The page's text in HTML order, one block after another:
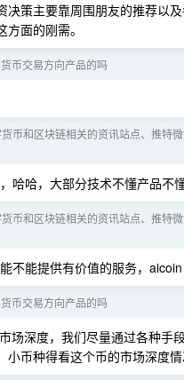
策主要靠周围朋友的推荐以
面的刚需。
币交易方向产品的吗
币和区块链相关的资讯站点、推特
哈哈，大部分技术不懂产品不
币和区块链相关的资讯站点、推特
不能提供有价值的服务，aicoin
币交易方向产品的吗
场深度，我们尽量通过各种手
币种得看这个币的市场深度情